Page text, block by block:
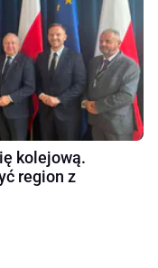
kolejową.
region z